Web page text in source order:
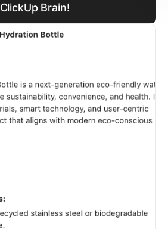
ClickUp Brain!